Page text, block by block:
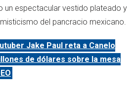
un espectacular vestido plateado y
del pancracio mexicano.
Jake Paul reta a Canelo
de dólares sobre la mesa